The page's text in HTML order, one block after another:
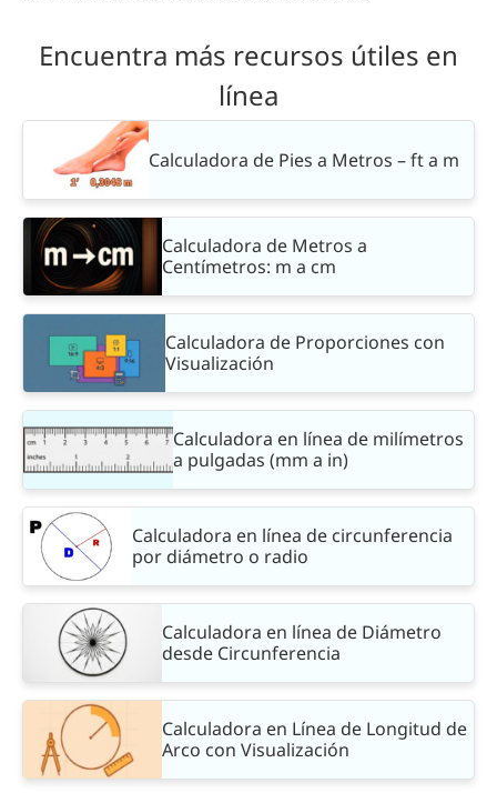
Encuentra más recursos útiles en
línea
Calculadora de Pies a Metros – ft a m
Calculadora de Metros a
Centímetros: m a cm
Calculadora de Proporciones con
Visualización
Calculadora en línea de milímetros
a pulgadas (mm a in)
Calculadora en línea de circunferencia
por diámetro o radio
Calculadora en línea de Diámetro
desde Circunferencia
Calculadora en Línea de Longitud de
Arco con Visualización